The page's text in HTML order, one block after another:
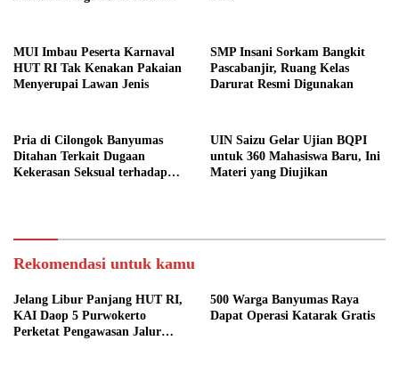
MUI Imbau Peserta Karnaval
HUT RI Tak Kenakan Pakaian
Menyerupai Lawan Jenis
SMP Insani Sorkam Bangkit
Pascabanjir, Ruang Kelas
Darurat Resmi Digunakan
Pria di Cilongok Banyumas
Ditahan Terkait Dugaan
Kekerasan Seksual terhadap
UIN Saizu Gelar Ujian BQPI
untuk 360 Mahasiswa Baru, Ini
Materi yang Diujikan
Rekomendasi untuk kamu
Jelang Libur Panjang HUT RI,
KAI Daop 5 Purwokerto
Perketat Pengawasan Jalur
500 Warga Banyumas Raya
Dapat Operasi Katarak Gratis